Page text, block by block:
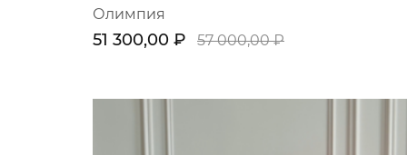
Олимпия
51 300,00 ₽ 57 000,00 ₽